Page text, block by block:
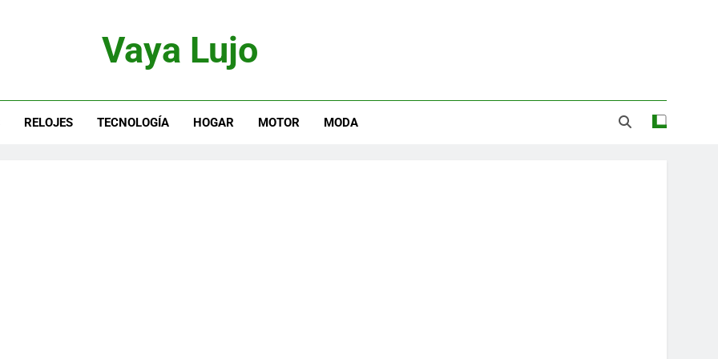
Vaya Lujo
RELOJES TECNOLOGÍA HOGAR MOTOR MODA